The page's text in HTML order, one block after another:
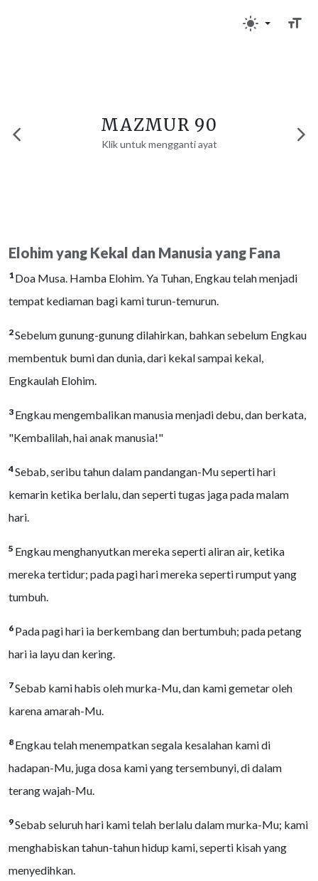
MAZMUR 90
Klik untuk mengganti ayat
Elohim yang Kekal dan Manusia yang Fana
1 Doa Musa. Hamba Elohim. Ya Tuhan, Engkau telah menjadi
tempat kediaman bagi kami turun-temurun.
2Sebelum gunung-gunung dilahirkan, bahkan sebelum Engkau
membentuk bumi dan dunia, dari kekal sampai kekal,
Engkaulah Elohim.
3 Engkau mengembalikan manusia menjadi debu, dan berkata,
"Kembalilah, hai anak manusia!"
4Sebab, seribu tahun dalam pandangan-Mu seperti hari
kemarin ketika berlalu, dan seperti tugas jaga pada malam
hari.
5 Engkau menghanyutkan mereka seperti aliran air, ketika
mereka tertidur; pada pagi hari mereka seperti rumput yang
tumbuh.
6 Pada pagi hari ia berkembang dan bertumbuh; pada petang
hari ia layu dan kering.
7Sebab kami habis oleh murka-Mu, dan kami gemetar oleh
karena amarah-Mu.
8 Engkau telah menempatkan segala kesalahan kami di
hadapan-Mu, juga dosa kami yang tersembunyi, di dalam
terang wajah-Mu.
9Sebab seluruh hari kami telah berlalu dalam murka-Mu; kami
menghabiskan tahun-tahun hidup kami, seperti kisah yang
menyedihkan.